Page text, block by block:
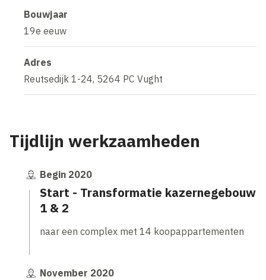
Bouwjaar
19e eeuw
Adres
Reutsedijk 1-24, 5264 PC Vught
Tijdlijn werkzaamheden
Start - Transformatie kazernegebouw
1 & 2
Begin 2020
naar een complex met 14 koopappartementen
November 2020